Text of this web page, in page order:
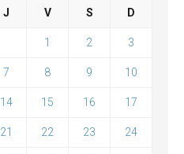
J V S D
1 2 3
7 8 9 10
14 15 16 17
21 22 23 24